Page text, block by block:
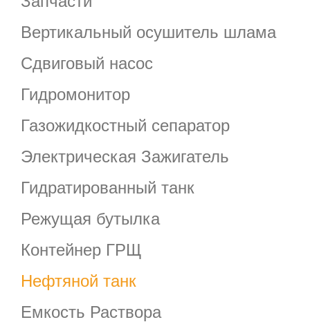
Вертикальный осушитель шлама
Сдвиговый насос
Гидромонитор
Газожидкостный сепаратор
Электрическая Зажигатель
Гидратированный танк
Режущая бутылка
Контейнер ГРЩ
Нефтяной танк
Емкость Раствора